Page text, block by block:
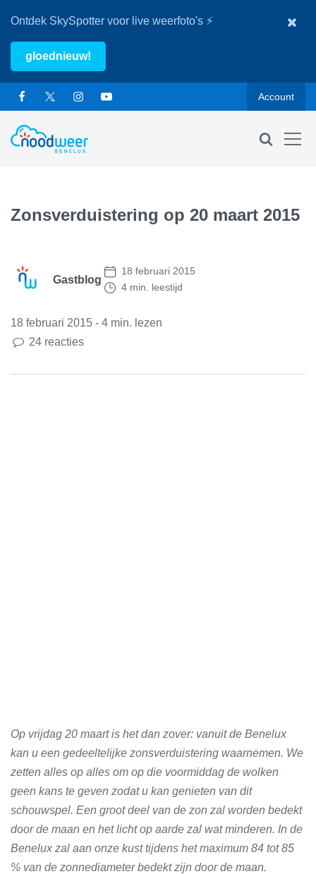
Ontdek SkySpotter voor live weerfoto's ⚡
gloednieuw!
Account
Zonsverduistering op 20 maart 2015
Gastblog
18 februari 2015
4 min. leestijd
18 februari 2015 - 4 min. lezen
24 reacties
Op vrijdag 20 maart is het dan zover: vanuit de Benelux
kan u een gedeeltelijke zonsverduistering waarnemen. We
zetten alles op alles om op die voormiddag de wolken
geen kans te geven zodat u kan genieten van dit
schouwspel. Een groot deel van de zon zal worden bedekt
door de maan en het licht op aarde zal wat minderen. In de
Benelux zal aan onze kust tijdens het maximum 84 tot 85
% van de zonnediameter bedekt zijn door de maan.